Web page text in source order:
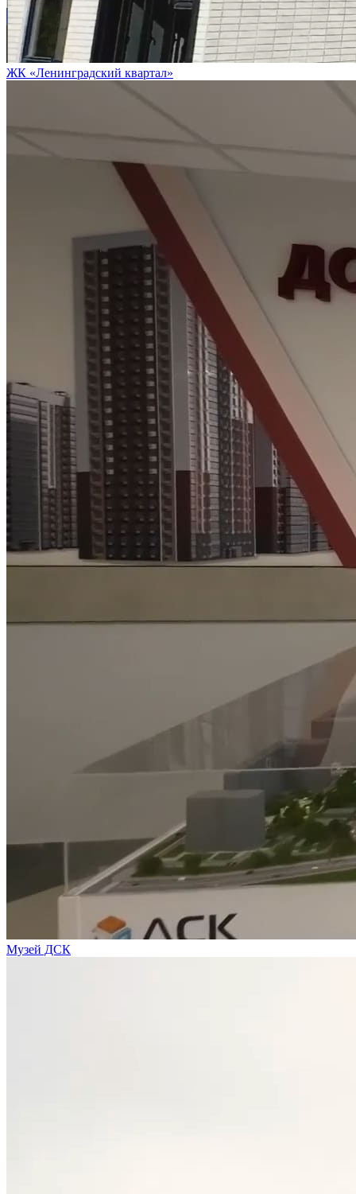
ЖК «Ленинградский квартал»
Музей ДСК